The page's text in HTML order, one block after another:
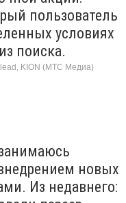
пользователь
условиях
поиска.
KION (МТС Медиа)
новых
Из недавнего: